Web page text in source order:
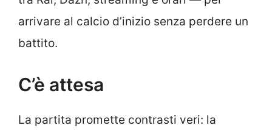
arrivare al calcio d’inizio senza perdere un
battito.
C’è attesa
La partita promette contrasti veri: la